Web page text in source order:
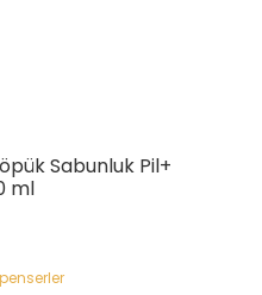
Sabunluk Pil+
ml